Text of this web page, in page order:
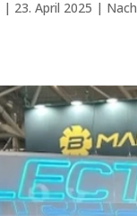
| 23. April 2025 |